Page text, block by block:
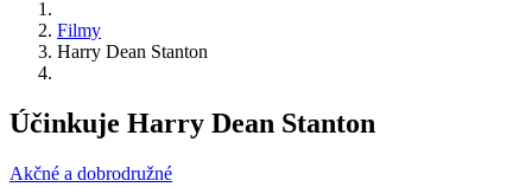
Filmy
Harry Dean Stanton
Účinkuje Harry Dean Stanton
Akčné a dobrodružné